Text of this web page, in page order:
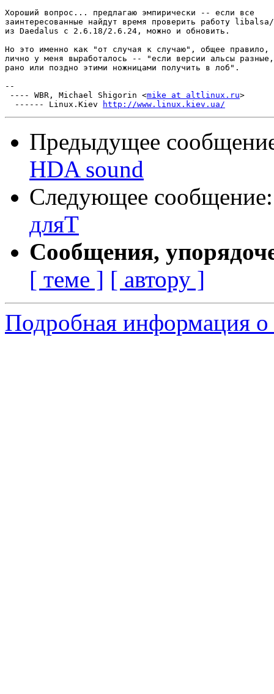
Хороший вопрос... предлагаю эмпирически -- если все
заинтересованные найдут время проверить работу
из Daedalus с 2.6.18/2.6.24, можно и обновить.
Но это именно как "от случая к случаю", общее правило,
лично у меня выработалось -- "если версии альсы
рано или поздно этими ножницами получить в лоб".
--
---- WBR, Michael Shigorin <mike at altlinux.ru>
  ------ Linux.Kiev
http://www.linux.kiev.ua/
Предыдущее
HDA sound
Следующее
дляT
Сообщения,
[ теме ] [ автору ]
Подробная информация о